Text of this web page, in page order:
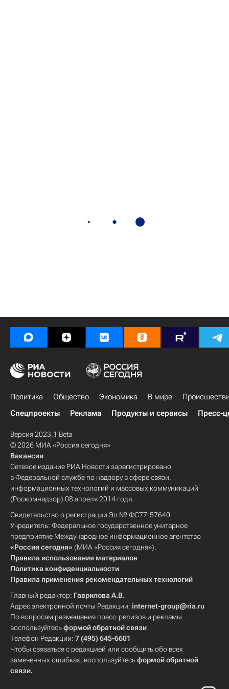
Политика Общество Экономика В мире
Спецпроекты
Реклама Продукты и сервисы Пресс-
Версия 2023.1 Beta
© 2026 МИА «Россия сегодня»
Вакансии
Сетевое издание РИА Новости зарегистрировано
в Федеральной службе по надзору в сфере связи,
информационных технологий и массовых коммуникаций
(Роскомнадзор) 08 апреля 2014 года.
Свидетельство о регистрации Эл № ФС77-57640
Учредитель: Федеральное государственное унитарное
предприятие Международное информационное агентство
«Россия сегодня» (МИА «Россия сегодня»).
Правила использования материалов
Политика конфиденциальности
Правила применения рекомендательных технологий
Главный редактор: Гаврилова А.В.
Адрес электронной почты Редакции: internet-group@ria.ru
По вопросам размещения пресс-релизов и рекламы
воспользуйтесьформой обратной связи
Телефон Редакции: 7 (495) 645-6601
Чтобы связаться с редакцией или сообщить обо всех
замеченных ошибках, воспользуйтесьформой обратной
связи.